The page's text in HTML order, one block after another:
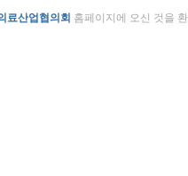
료산업협의회 홈페이지에 오신 것을